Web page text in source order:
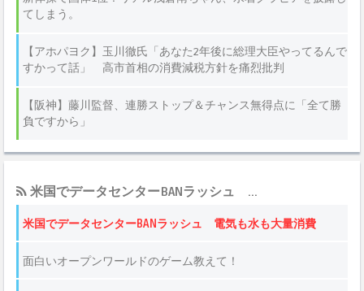
米国でデータセンターBANラッシュ ...
米国でデータセンターBANラッシュ 電気も水も大量消費
面白いオープンワールドのゲーム教えて！